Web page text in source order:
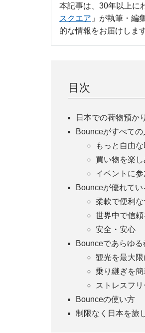
本記事は、30年以上に
スクエア 」が執筆・編
的な情報をお届けします
目次
日本での荷物預か
Bounceがすべて
もっと自由
買い物を楽
イベントに
Bounceが優れてい
柔軟で便利な
世界中で信
安全・安心
Bounceであらゆ
観光を最大
乗り継ぎを簡
ストレスフ
Bounceの使い方
制限なく日本を旅